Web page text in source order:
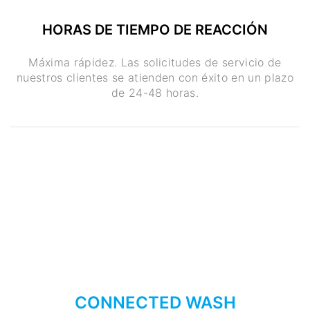
HORAS DE TIEMPO DE REACCIÓN
Máxima rápidez. Las solicitudes de servicio de
nuestros clientes se atienden con éxito en un plazo
de 24-48 horas.
CONNECTED WASH